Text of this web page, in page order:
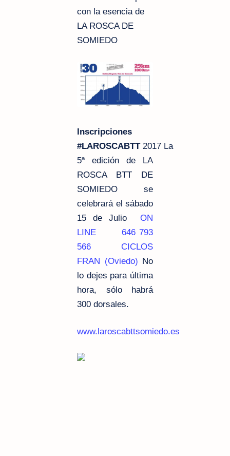
con la esencia de
LA ROSCA DE
SOMIEDO
Inscripciones
#LAROSCABTT2017 La
5ª edición de LA
ROSCA BTT DE
SOMIEDO se
celebrará el sábado
15 de Julio ON
LINE
646 793
566
CICLOS
FRAN (Oviedo) No
lo dejes para última
hora, sólo habrá
300 dorsales.
www.laroscabttsomiedo.es